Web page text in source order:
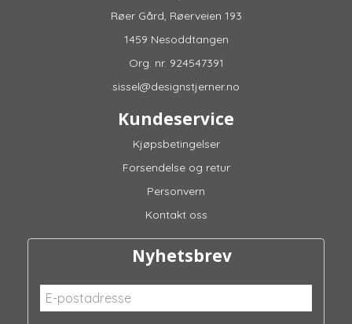
Røer Gård, Røerveien 193
1459 Nesoddtangen
Org. nr. 924547391
sissel@designstjerner.no
Kundeservice
Kjøpsbetingelser
Forsendelse og retur
Personvern
Kontakt oss
Nyhetsbrev